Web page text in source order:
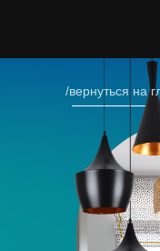
/вернуться на